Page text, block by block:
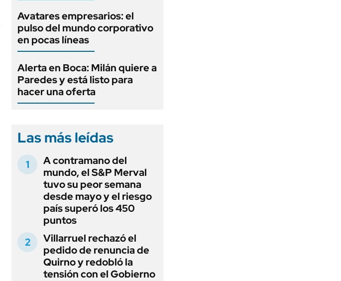
Avatares empresarios: el
pulso del mundo corporativo
en pocas líneas
Alerta en Boca: Milán quiere a
Paredes y está listo para
hacer una oferta
Las más leídas
A contramano del
mundo, el S&P Merval
tuvo su peor semana
desde mayo y el riesgo
país superó los 450
puntos
Villarruel rechazó el
pedido de renuncia de
Quirno y redobló la
tensión con el Gobierno